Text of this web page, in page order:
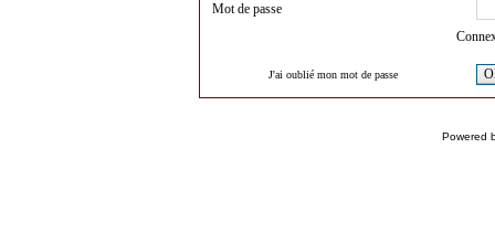
Mot de passe
J'ai oublié mon mot de passe
Powered